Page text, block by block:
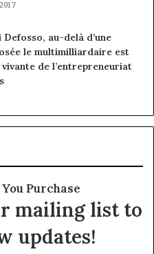
Defosso, au-delà d’une
le multimilliardaire est
de l’entrepreneuriat
Purchase
mailing list to
updates!